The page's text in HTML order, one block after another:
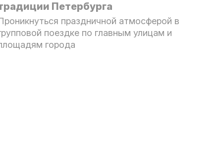
Петербурга
праздничной атмосферой в
поездке по главным улицам и
города